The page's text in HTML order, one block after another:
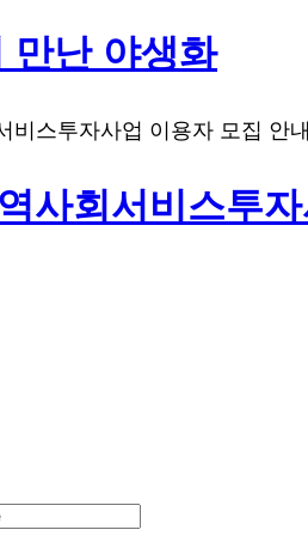
만난 야생화
사회서비스투